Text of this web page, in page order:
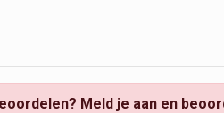
Meld je aan en